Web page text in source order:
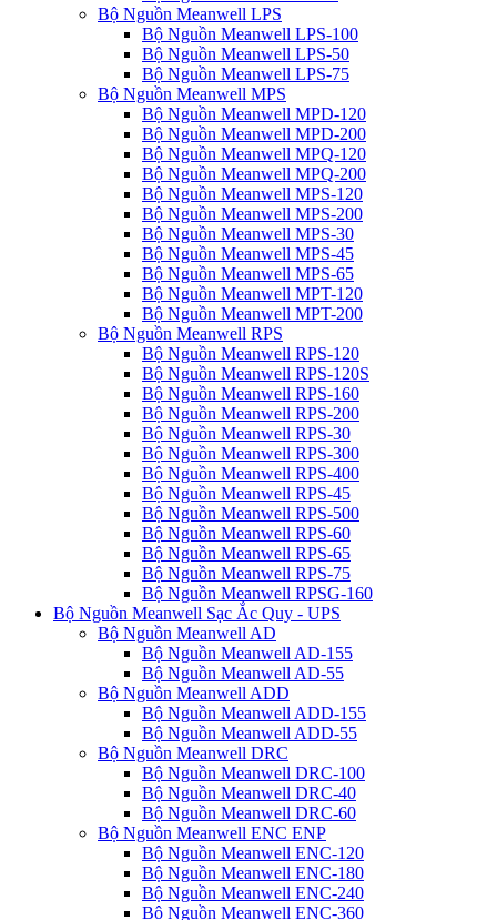
Bộ Nguồn Meanwell LPS
Bộ Nguồn Meanwell LPS-100
Bộ Nguồn Meanwell LPS-50
Bộ Nguồn Meanwell LPS-75
Bộ Nguồn Meanwell MPS
Bộ Nguồn Meanwell MPD-120
Bộ Nguồn Meanwell MPD-200
Bộ Nguồn Meanwell MPQ-120
Bộ Nguồn Meanwell MPQ-200
Bộ Nguồn Meanwell MPS-120
Bộ Nguồn Meanwell MPS-200
Bộ Nguồn Meanwell MPS-30
Bộ Nguồn Meanwell MPS-45
Bộ Nguồn Meanwell MPS-65
Bộ Nguồn Meanwell MPT-120
Bộ Nguồn Meanwell MPT-200
Bộ Nguồn Meanwell RPS
Bộ Nguồn Meanwell RPS-120
Bộ Nguồn Meanwell RPS-120S
Bộ Nguồn Meanwell RPS-160
Bộ Nguồn Meanwell RPS-200
Bộ Nguồn Meanwell RPS-30
Bộ Nguồn Meanwell RPS-300
Bộ Nguồn Meanwell RPS-400
Bộ Nguồn Meanwell RPS-45
Bộ Nguồn Meanwell RPS-500
Bộ Nguồn Meanwell RPS-60
Bộ Nguồn Meanwell RPS-65
Bộ Nguồn Meanwell RPS-75
Bộ Nguồn Meanwell RPSG-160
Bộ Nguồn Meanwell Sạc Ắc Quy - UPS
Bộ Nguồn Meanwell AD
Bộ Nguồn Meanwell AD-155
Bộ Nguồn Meanwell AD-55
Bộ Nguồn Meanwell ADD
Bộ Nguồn Meanwell ADD-155
Bộ Nguồn Meanwell ADD-55
Bộ Nguồn Meanwell DRC
Bộ Nguồn Meanwell DRC-100
Bộ Nguồn Meanwell DRC-40
Bộ Nguồn Meanwell DRC-60
Bộ Nguồn Meanwell ENC ENP
Bộ Nguồn Meanwell ENC-120
Bộ Nguồn Meanwell ENC-180
Bộ Nguồn Meanwell ENC-240
Bộ Nguồn Meanwell ENC-360